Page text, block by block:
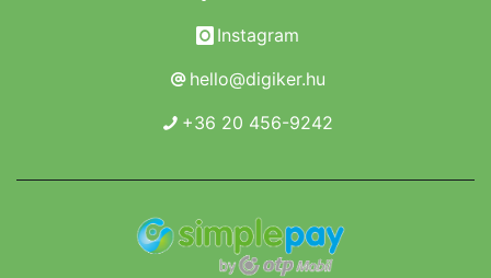
Instagram
hello@digiker.hu
+36 20 456-9242